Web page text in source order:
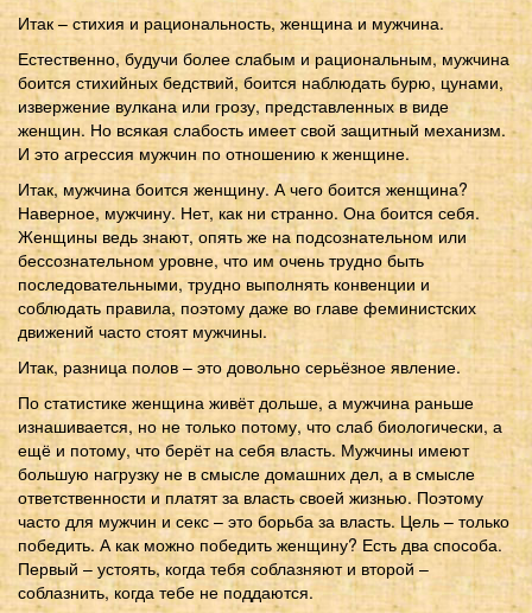
Итак – стихия и рациональность, женщина и мужчина.
Естественно, будучи более слабым и рациональным, мужчина
боится стихийных бедствий, боится наблюдать бурю, цунами,
извержение вулкана или грозу, представленных в виде
женщин. Но всякая слабость имеет свой защитный механизм.
И это агрессия мужчин по отношению к женщине.
Итак, мужчина боится женщину. А чего боится женщина?
Наверное, мужчину. Нет, как ни странно. Она боится себя.
Женщины ведь знают, опять же на подсознательном или
бессознательном уровне, что им очень трудно быть
последовательными, трудно выполнять конвенции и
соблюдать правила, поэтому даже во главе феминистских
движений часто стоят мужчины.
Итак, разница полов – это довольно серьёзное явление.
По статистике женщина живёт дольше, а мужчина раньше
изнашивается, но не только потому, что слаб биологически, а
ещё и потому, что берёт на себя власть. Мужчины имеют
большую нагрузку не в смысле домашних дел, а в смысле
ответственности и платят за власть своей жизнью. Поэтому
часто для мужчин и секс – это борьба за власть. Цель – только
победить. А как можно победить женщину? Есть два способа.
Первый – устоять, когда тебя соблазняют и второй –
соблазнить, когда тебе не поддаются.